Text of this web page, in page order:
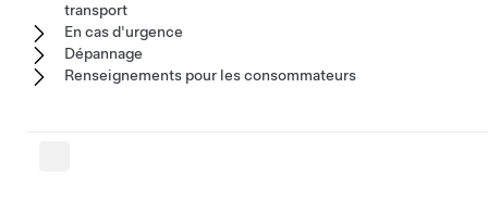
transport
En cas d'urgence
Dépannage
Renseignements pour les consommateurs